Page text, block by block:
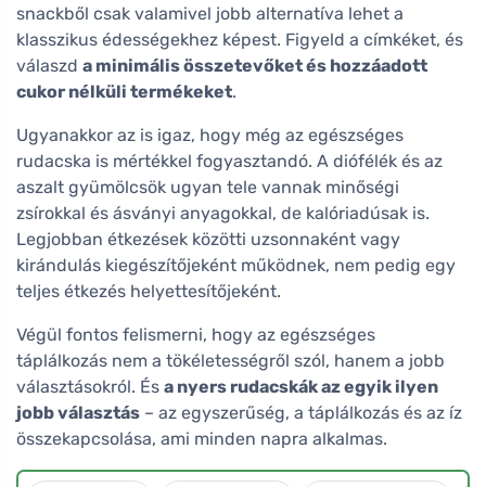
snackből csak valamivel jobb alternatíva lehet a
klasszikus édességekhez képest. Figyeld a címkéket, és
válaszd a minimális összetevőket és hozzáadott
cukor nélküli termékeket.
Ugyanakkor az is igaz, hogy még az egészséges
rudacska is mértékkel fogyasztandó. A diófélék és az
aszalt gyümölcsök ugyan tele vannak minőségi
zsírokkal és ásványi anyagokkal, de kalóriadúsak is.
Legjobban étkezések közötti uzsonnaként vagy
kirándulás kiegészítőjeként működnek, nem pedig egy
teljes étkezés helyettesítőjeként.
Végül fontos felismerni, hogy az egészséges
táplálkozás nem a tökéletességről szól, hanem a jobb
választásokról. És a nyers rudacskák az egyik ilyen
jobb választás – az egyszerűség, a táplálkozás és az íz
összekapcsolása, ami minden napra alkalmas.